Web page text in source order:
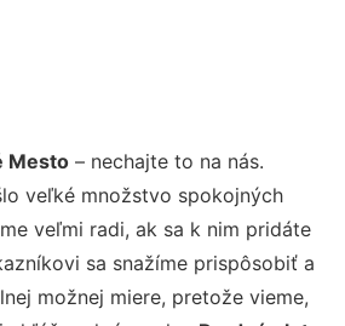
Mesto – nechajte to na nás.
veľké množstvo spokojných
veľmi radi, ak sa k nim pridáte
sa snažíme prispôsobiť a
možnej miere, pretože vieme,